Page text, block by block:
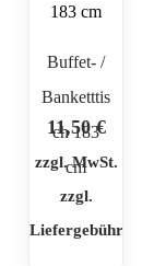
Buffet- /
Banketttis
ch 183
cm
11,50€
zzgl. MwSt.
zzgl.
Liefergebühr